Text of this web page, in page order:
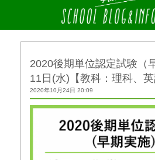
2020後期単位認定試験（
11日(水)【教科：理科、英
2020年10月24日 20:09